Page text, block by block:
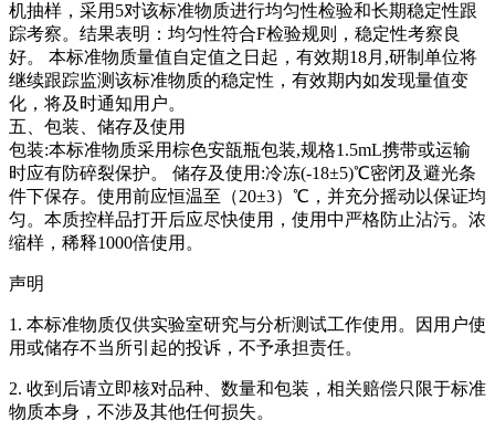
机抽样，采用5对该标准物质进行均匀性检验和长期稳定性跟
踪考察。结果表明：均匀性符合F检验规则，稳定性考察良
好。 本标准物质量值自定值之日起，有效期18月,研制单位将
继续跟踪监测该标准物质的稳定性，有效期内如发现量值变
化，将及时通知用户。
五、包装、储存及使用
包装:本标准物质采用棕色安瓿瓶包装,规格1.5mL携带或运输
时应有防碎裂保护。 储存及使用:冷冻(-18±5)℃密闭及避光条
件下保存。使用前应恒温至（20±3）℃，并充分摇动以保证均
匀。本质控样品打开后应尽快使用，使用中严格防止沾污。浓
缩样，稀释1000倍使用。
声明
1. 本标准物质仅供实验室研究与分析测试工作使用。因用户使
用或储存不当所引起的投诉，不予承担责任。
2. 收到后请立即核对品种、数量和包装，相关赔偿只限于标准
物质本身，不涉及其他任何损失。